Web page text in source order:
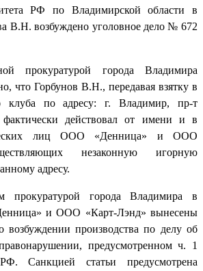
РФ по Владимирской области в
В.Н. возбуждено уголовное дело № 672
прокуратурой города Владимира
что Горбунов В.Н., передавая взятку в
клуба по адресу: г. Владимир, пр-т
действовал от имени и в
лиц ООО «Денница» и ООО
незаконную игорную
адресу.
города Владимира в
и ООО «Карт-Лэнд» вынесены
возбуждении производства по делу об
предусмотренном ч. 1
Санкцией статьи предусмотрена